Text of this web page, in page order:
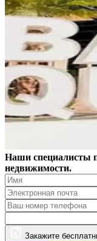
Наши специалисты
недвижимости.
Закажите